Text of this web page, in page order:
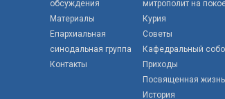
обсуждения
Материалы
Епархиальная
синодальная группа
Контакты
митрополит на
Курия
Советы
Кафедральный
Приходы
Посвященная жизнь
История